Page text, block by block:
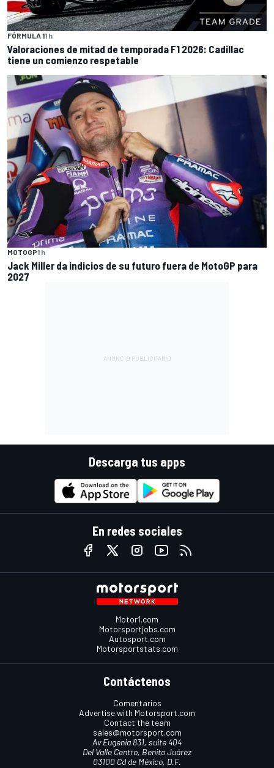
FÓRMULA 11 h
Valoraciones de mitad de temporada F1 2026: Cadillac
tiene un comienzo respetable
MOTOGP1 h
Jack Miller da indicios de su futuro fuera de MotoGP para
2027
Descarga tus apps
En redes sociales
Motor1.com
Motorsportjobs.com
Autosport.com
Motorsportstats.com
Contáctenos
Comentarios
Advertise with Motorsport.com
Contact the team
sales@motorsport.com
Av Eugenia 831, suite 404
Del Valle Centro, Benito Juárez
03100 Cd de México, D.F.